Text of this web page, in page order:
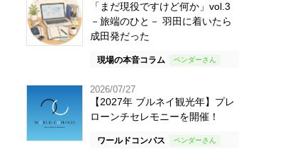
「まだ現役ですけど何か」vol.3
－旅端のひと－ 羽田に着いたら
成田発だった
現場の本音コラム
2026/07/27
【2027年 ブルネイ観光年】プレ
ローンチセレモニーを開催！
ワールドコンパス